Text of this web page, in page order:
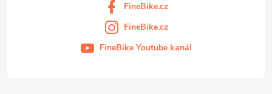
FineBike.cz
FineBike.cz
FineBike Youtube kanál